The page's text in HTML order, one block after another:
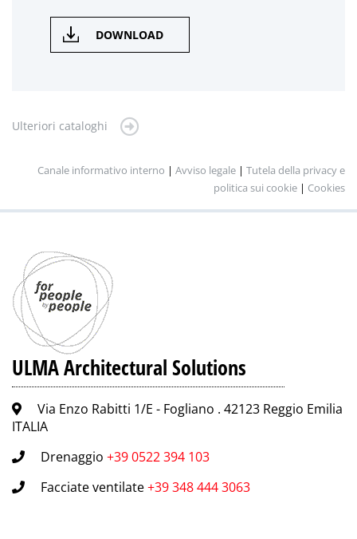
DOWNLOAD
Ulteriori cataloghi
Canale informativo interno | Avviso legale | Tutela della privacy e
politica sui cookie | Cookies
ULMA Architectural Solutions
Via Enzo Rabitti 1/E - Fogliano . 42123 Reggio Emilia
ITALIA
Drenaggio +39 0522 394 103
Facciate ventilate+39 348 444 3063